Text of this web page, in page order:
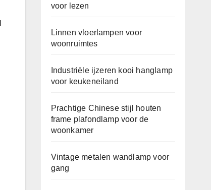
voor lezen
Linnen vloerlampen voor
woonruimtes
Industriële ijzeren kooi hanglamp
voor keukeneiland
Prachtige Chinese stijl houten
frame plafondlamp voor de
woonkamer
Vintage metalen wandlamp voor
gang